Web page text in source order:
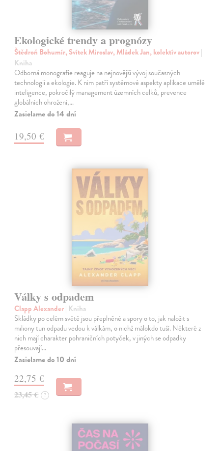
Ekologické trendy a prognózy
Štědroň Bohumír, Svítek Miroslav, Mládek Jan, kolektív autorov|
Kniha
Odborná monografie reaguje na nejnovější vývoj současných
technologií a ekologie. K nim patří systémové aspekty aplikace umělé
inteligence, pokročilý management územních celků, prevence
globálních ohrožení,…
Zasielame do 14 dní
19,50 €
Války s odpadem
Clapp Alexander| Kniha
Skládky po celém světě jsou přeplněné a spory o to, jak naložit s
miliony tun odpadu vedou k válkám, o nichž málokdo tuší. Některé z
nich mají charakter pohraničních potyček, v jiných se odpadky
přesouvají…
Zasielame do 10 dní
22,75 €
23,45 € ?